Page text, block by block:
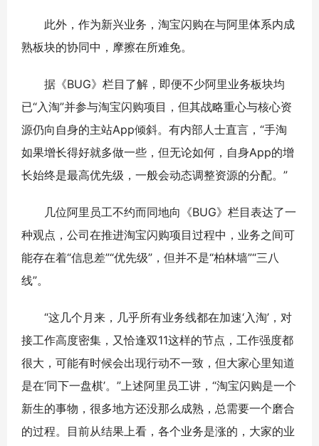
此外，作为新兴业务，淘宝闪购在与阿里体系内成
熟板块的协同中，摩擦在所难免。
据《BUG》栏目了解，即便不少阿里业务板块均
已“入淘”并参与淘宝闪购项目，但其战略重心与核心资
源仍向自身的主站App倾斜。有内部人士直言，“手淘
如果增长得好就多做一些，但无论如何，自身App的增
长始终是最高优先级，一般会动态调整资源的分配。”
几位阿里员工不约而同地向《BUG》栏目表达了一
种观点，公司在推进淘宝闪购项目过程中，业务之间可
能存在着“信息差”“优先级”，但并不是“柏林墙”“三八
线”。
“这几个月来，几乎所有业务线都在加速‘入淘’，对
接工作高度密集，又恰逢双11这样的节点，工作强度都
很大，可能有时候会出现行动不一致，但大家心里知道
是在‘同下一盘棋’。”上述阿里员工讲，“淘宝闪购是一个
新生的事物，很多地方还没那么成熟，总需要一个磨合
的过程。目前从结果上看，各个业务是涨的，大家的业